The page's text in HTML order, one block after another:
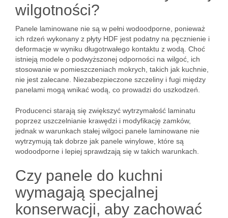
wilgotności?
Panele laminowane nie są w pełni wodoodporne, ponieważ
ich rdzeń wykonany z płyty HDF jest podatny na pęcznienie i
deformacje w wyniku długotrwałego kontaktu z wodą. Choć
istnieją modele o podwyższonej odporności na wilgoć, ich
stosowanie w pomieszczeniach mokrych, takich jak kuchnie,
nie jest zalecane. Niezabezpieczone szczeliny i fugi między
panelami mogą wnikać wodą, co prowadzi do uszkodzeń.
Producenci starają się zwiększyć wytrzymałość laminatu
poprzez uszczelnianie krawędzi i modyfikację zamków,
jednak w warunkach stałej wilgoci panele laminowane nie
wytrzymują tak dobrze jak panele winylowe, które są
wodoodporne i lepiej sprawdzają się w takich warunkach.
Czy panele do kuchni
wymagają specjalnej
konserwacji, aby zachować